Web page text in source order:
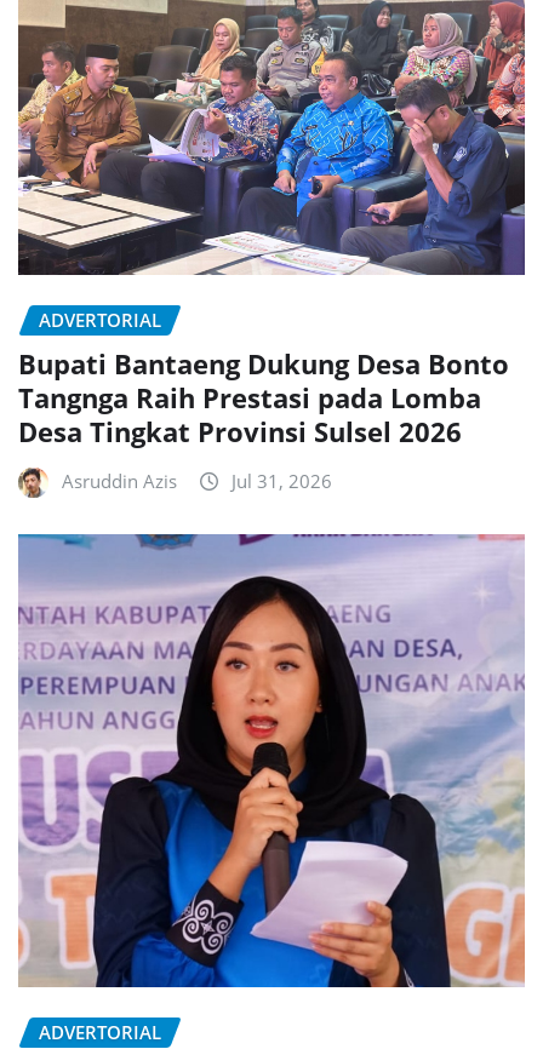
ADVERTORIAL
Bupati Bantaeng Dukung Desa Bonto
Tangnga Raih Prestasi pada Lomba
Desa Tingkat Provinsi Sulsel 2026
Asruddin Azis Jul 31, 2026
ADVERTORIAL